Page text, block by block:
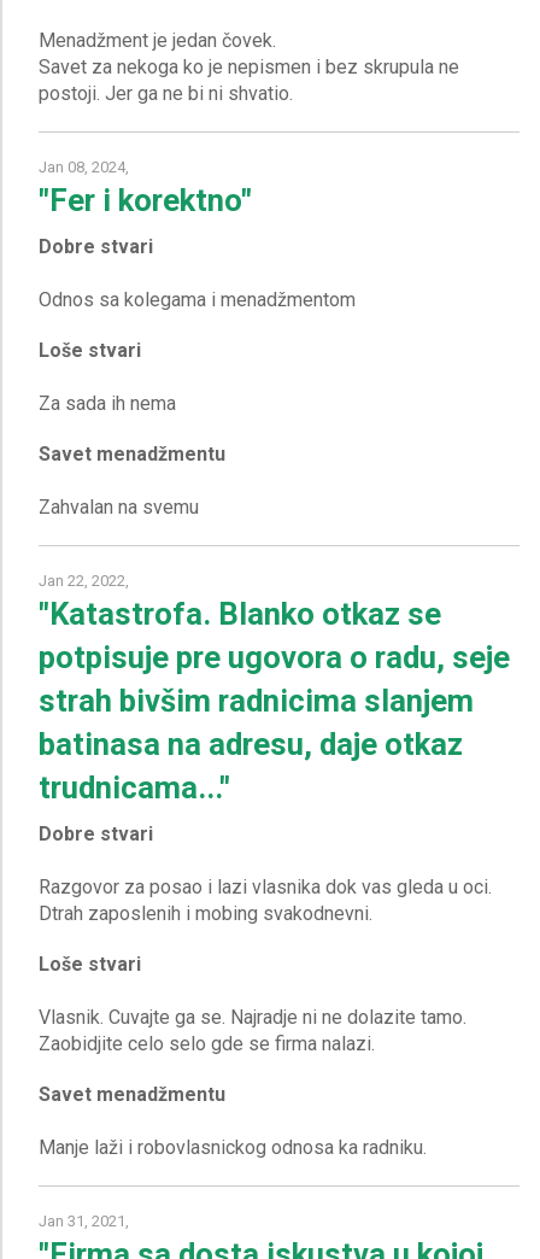
Menadžment je jedan čovek.
Savet za nekoga ko je nepismen i bez skrupula ne
Jan 08, 2024,
"Fer i korektno"
Dobre stvari
Loše stvari
Savet menadžmentu
Jan 22, 2022,
"Katastrofa. Blanko otkaz se
potpisuje pre ugovora o radu, seje
strah bivšim radnicima slanjem
batinasa na adresu, daje otkaz
trudnicama..."
Dobre stvari
Razgovor za posao i lazi vlasnika dok vas gleda u oci.
Loše stvari
Vlasnik. Cuvajte ga se. Najradje ni ne dolazite tamo.
Savet menadžmentu
Jan 31, 2021,